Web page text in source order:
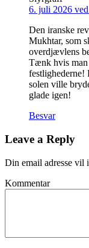
6. juli 2026
Den iranske
Mukhtar, som
overdjævlens
Tænk hvis man
festlighederne!
solen ville
glade igen!
Besvar
Leave a Reply
Din email adresse
Kommentar